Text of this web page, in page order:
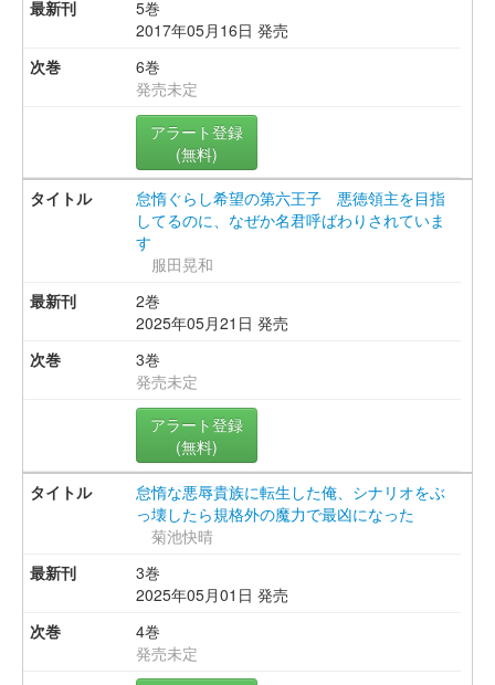
5巻
2017年05月16日 発売
6巻
発売未定
アラート登録
(無料)
怠惰ぐらし希望の第六王子 悪徳領主を目指
してるのに、なぜか名君呼ばわりされていま
す
服田晃和
2巻
2025年05月21日 発売
3巻
発売未定
アラート登録
(無料)
怠惰な悪辱貴族に転生した俺、シナリオをぶ
っ壊したら規格外の魔力で最凶になった
菊池快晴
3巻
2025年05月01日 発売
4巻
発売未定